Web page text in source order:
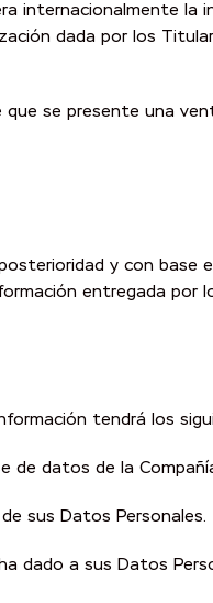
internacionalmente
dada por los
se presente una
y con
entregada por
tendrá los
de datos de la
sus Datos Personales.
dado a sus Datos